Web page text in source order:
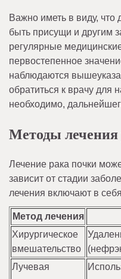
Важно иметь в виду,
быть присущи и другим
регулярные
первостепенное
наблюдаются
обратиться к врачу для
необходимо,
Методы лечения
Лечение рака почки
зависит от стадии
лечения включают в
Метод лечения
Хирургическое
вмешательство
Лучевая